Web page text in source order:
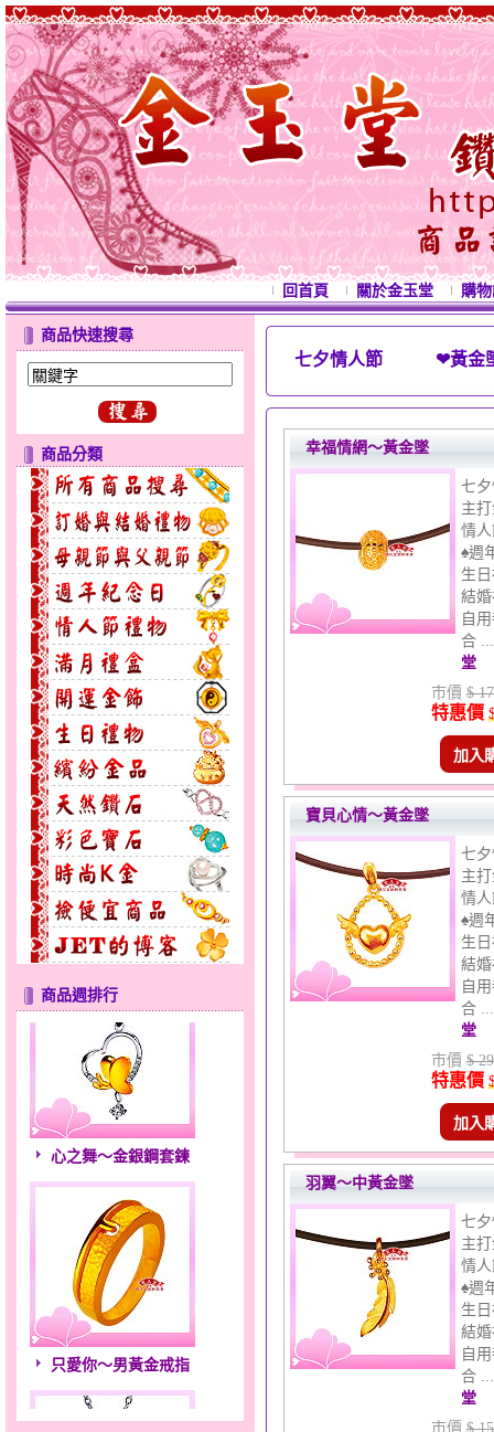
回首頁 關於金玉堂 購
商品快速搜尋
商品分類
商品週排行
無限之愛～男黃金戒指
花顏綻放～黃金套鍊
心之舞～金銀鋼套鍊
只愛你～男黃金戒指
七夕情人節 ❤黃金
幸福情網～黃金墜
七
主
情
♠週
生
結
自
合
堂
市價 $
特惠價
加入
寶貝心情～黃金墜
七
主
情
♠週
生
結
自
合
堂
市價 $
特惠價
加入
羽翼～中黃金墜
七
主
情
♠週
生
結
自
合
堂
市價 $